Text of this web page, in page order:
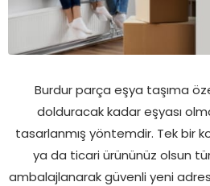
Burdur parça eşya taşıma
dolduracak kadar eşyası
tasarlanmış yöntemdir. Tek bir
ya da ticari ürününüz olsun
ambalajlanarak güvenli yeni